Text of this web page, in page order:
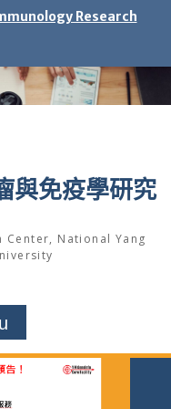
Research
與免疫學研究
Center, National Yang